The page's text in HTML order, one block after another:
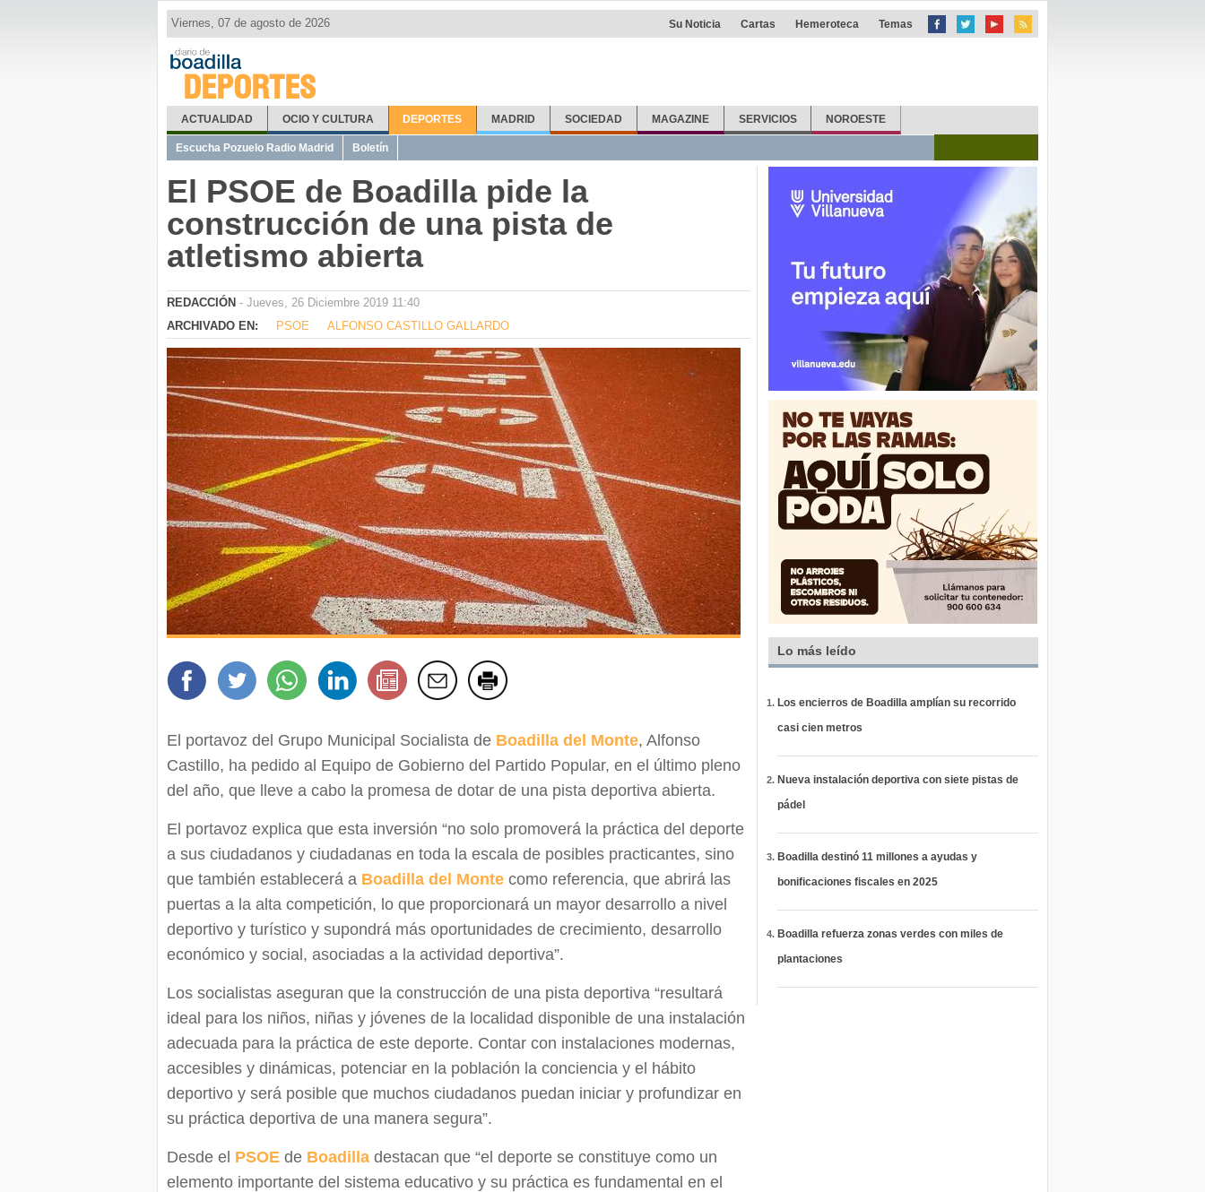
DEPORTES
Viernes, 07 de agosto de 2026 Su Noticia Cartas Hemeroteca Temas
ACTUALIDAD OCIO Y CULTURA DEPORTES MADRID SOCIEDAD MAGAZINE SERVICIOS NOROESTE
Escucha Pozuelo Radio Madrid Boletín
El PSOE de Boadilla pide la
construcción de una pista de
atletismo abierta
REDACCIÓN - Jueves, 26 Diciembre 2019 11:40
ARCHIVADO EN:
PSOE ALFONSO CASTILLO GALLARDO
El portavoz del Grupo Municipal Socialista de Boadilla del Monte, Alfonso
Castillo, ha pedido al Equipo de Gobierno del Partido Popular, en el último pleno
del año, que lleve a cabo la promesa de dotar de una pista deportiva abierta.
El portavoz explica que esta inversión “no solo promoverá la práctica del deporte
a sus ciudadanos y ciudadanas en toda la escala de posibles practicantes, sino
que también establecerá a Boadilla del Monte como referencia, que abrirá las
puertas a la alta competición, lo que proporcionará un mayor desarrollo a nivel
deportivo y turístico y supondrá más oportunidades de crecimiento, desarrollo
económico y social, asociadas a la actividad deportiva”.
Los socialistas aseguran que la construcción de una pista deportiva “resultará
ideal para los niños, niñas y jóvenes de la localidad disponible de una instalación
adecuada para la práctica de este deporte. Contar con instalaciones modernas,
accesibles y dinámicas, potenciar en la población la conciencia y el hábito
deportivo y será posible que muchos ciudadanos puedan iniciar y profundizar en
su práctica deportiva de una manera segura”.
Desde el PSOE de Boadilla destacan que “el deporte se constituye como un
elemento importante del sistema educativo y su práctica es fundamental en el
Lo más leído
Los encierros de Boadilla amplían su recorrido
casi cien metros
Nueva instalación deportiva con siete pistas de
pádel
Boadilla destinó 11 millones a ayudas y
bonificaciones fiscales en 2025
Boadilla refuerza zonas verdes con miles de
plantaciones